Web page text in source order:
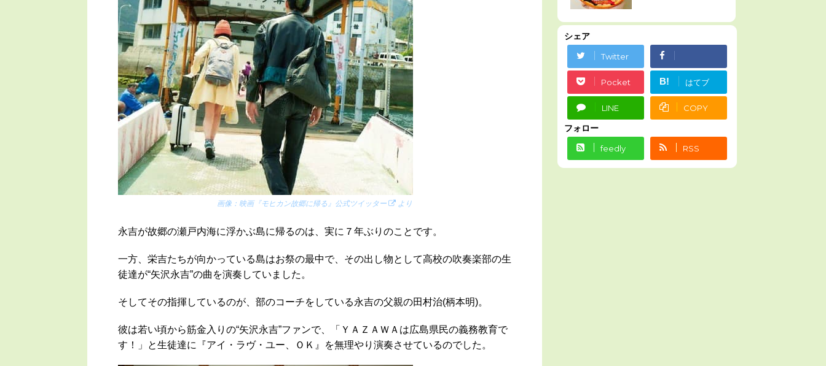
画像： 映画『モヒカン故郷に帰る』公式ツイッター より
永吉が故郷の瀬戸内海に浮かぶ島に帰るのは、実に７年ぶりのことです。
一方、栄吉たちが向かっている島はお祭の最中で、その出し物として高校の吹奏楽部の生
徒達が“矢沢永吉”の曲を演奏していました。
そしてその指揮しているのが、部のコーチをしている永吉の父親の田村治(柄本明)。
彼は若い頃から筋金入りの“矢沢永吉”ファンで、「ＹＡＺＡＷＡは広島県民の義務教育で
す！」と生徒達に『アイ・ラヴ・ユー、ＯＫ』を無理やり演奏させているのでした。
シェア
Twitter
Facebook
Pocket
B! はてブ
LINE COPY
フォロー
feedly RSS